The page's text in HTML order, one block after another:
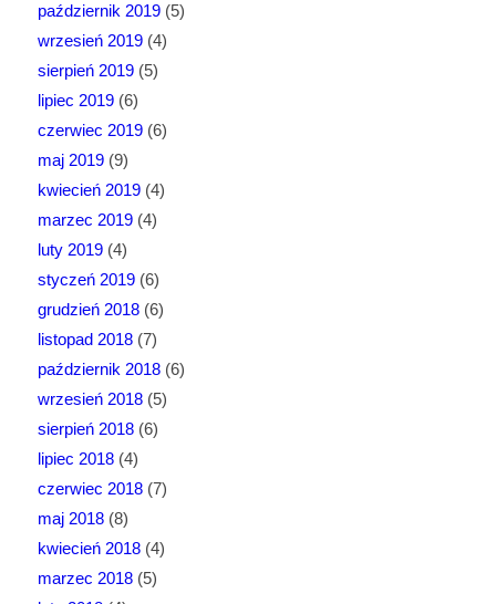
październik 2019(5)
wrzesień 2019(4)
sierpień 2019(5)
lipiec 2019(6)
czerwiec 2019(6)
maj 2019(9)
kwiecień 2019(4)
marzec 2019(4)
luty 2019(4)
styczeń 2019(6)
grudzień 2018(6)
listopad 2018(7)
październik 2018(6)
wrzesień 2018(5)
sierpień 2018(6)
lipiec 2018(4)
czerwiec 2018(7)
maj 2018(8)
kwiecień 2018(4)
marzec 2018(5)